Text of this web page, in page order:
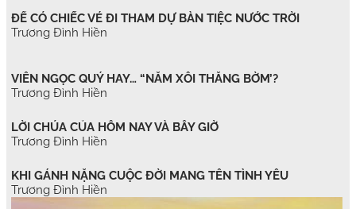
ĐỂ CÓ CHIẾC VÉ ĐI THAM DỰ BÀN TIỆC NƯỚC TRỜI
Trương Đình Hiền
VIÊN NGỌC QUÝ HAY… “NẮM XÔI THẰNG BỜM’?
Trương Đình Hiền
LỜI CHÚA CỦA HÔM NAY VÀ BÂY GIỜ
Trương Đình Hiền
KHI GÁNH NẶNG CUỘC ĐỜI MANG TÊN TÌNH YÊU
Trương Đình Hiền